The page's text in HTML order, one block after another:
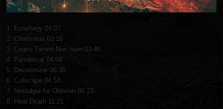
1. Ecophagy 04:07
2. Chaosmos 03:16
3. Cogito Tamen Non Sum 03:46
4. Panoptical 04:08
5. Decolonizer 06:30
6. Cullscape 04:53
7. Nostalgia for Oblivion 06:23
8. Heat Death 11:21